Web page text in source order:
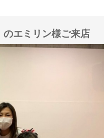
エミリン様ご来店